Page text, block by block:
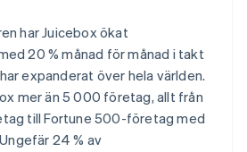
har Juicebox ökat
20 % månad för månad i takt
expanderat över hela världen.
mer än 5 000 företag, allt från
till Fortune 500-företag med
24 % av